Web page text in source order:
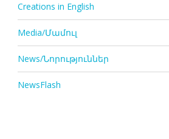
Creations in English
Media/Մամուլ
News/Նորություններ
NewsFlash